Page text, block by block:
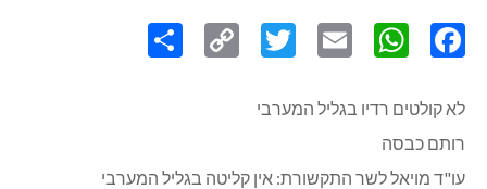
Link
לא קולטים רדיו בגליל המערבי
רותם כבסה
עו"ד מויאל לשר התקשורת: אין קליטה בגליל המערבי